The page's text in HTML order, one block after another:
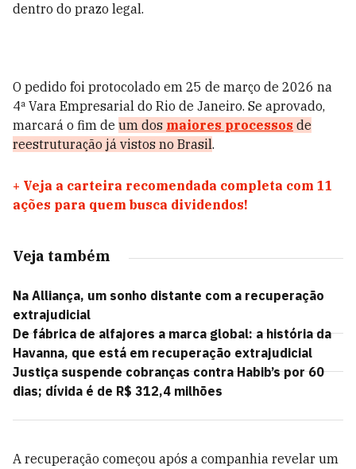
dentro do prazo legal.
O pedido foi protocolado em 25 de março de 2026 na
4ª Vara Empresarial do Rio de Janeiro. Se aprovado,
marcará o fim de um dos maiores processos de
reestruturação já vistos no Brasil.
+ Veja a carteira recomendada completa com 11
ações para quem busca dividendos!
Veja também
Na Alliança, um sonho distante com a recuperação
extrajudicial
De fábrica de alfajores a marca global: a história da
Havanna, que está em recuperação extrajudicial
Justiça suspende cobranças contra Habib’s por 60
dias; dívida é de R$ 312,4 milhões
A recuperação começou após a companhia revelar um